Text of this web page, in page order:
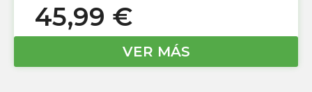
45,99 €
VER MÁS